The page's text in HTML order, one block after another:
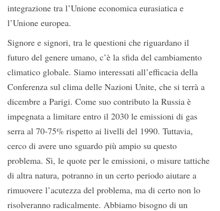
integrazione tra l’Unione economica eurasiatica e
l’Unione europea.
Signore e signori, tra le questioni che riguardano il
futuro del genere umano, c’è la sfida del cambiamento
climatico globale. Siamo interessati all’efficacia della
Conferenza sul clima delle Nazioni Unite, che si terrà a
dicembre a Parigi. Come suo contributo la Russia è
impegnata a limitare entro il 2030 le emissioni di gas
serra al 70-75% rispetto ai livelli del 1990. Tuttavia,
cerco di avere uno sguardo più ampio su questo
problema. Sì, le quote per le emissioni, o misure tattiche
di altra natura, potranno in un certo periodo aiutare a
rimuovere l’acutezza del problema, ma di certo non lo
risolveranno radicalmente. Abbiamo bisogno di un